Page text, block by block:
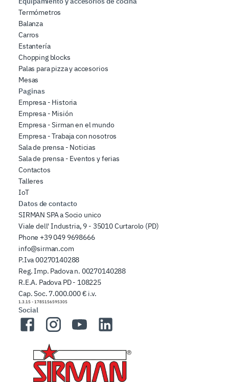
Termómetros
Balanza
Carros
Estantería
Chopping blocks
Palas para pizza y accesorios
Mesas
Paginas
Empresa - Historia
Empresa - Misión
Empresa - Sirman en el mundo
Empresa - Trabaja con nosotros
Sala de prensa - Noticias
Sala de prensa - Eventos y ferias
Contactos
Talleres
IoT
Datos de contacto
SIRMAN SPA a Socio unico
Viale dell' Industria, 9 - 35010 Curtarolo (PD)
Phone +39 049 9698666
info@sirman.com
P.Iva 00270140288
Reg. Imp. Padova n. 00270140288
R.E.A. Padova PD - 108225
Cap. Soc. 7.000.000 € i.v.
1.3.15 - 1785156595305
Social
FacebookInstagramYouTubeLinkedIn